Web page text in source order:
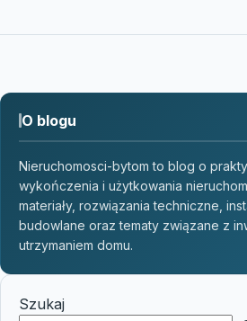
O blogu
Nieruchomosci-bytom to blog o
wykończenia i użytkowania
materiały, rozwiązania techniczne,
budowlane oraz tematy związane z
utrzymaniem domu.
Szukaj